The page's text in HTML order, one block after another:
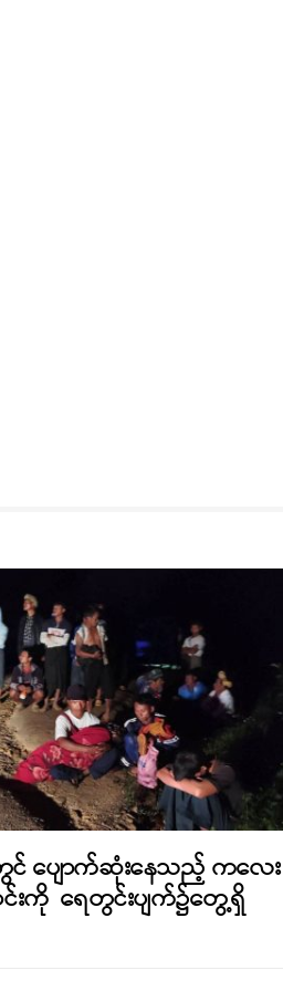
င် ပျောက်ဆုံးနေသည့် ကလေး
ကို ရေတွင်းပျက်၌တွေ့ရှိ